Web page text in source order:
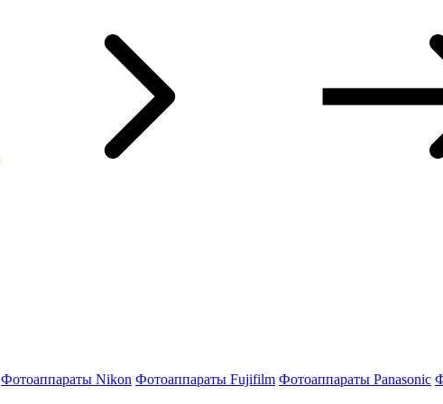
Фотоаппараты Nikon Фотоаппараты Fujifilm Фотоаппараты Panasonic